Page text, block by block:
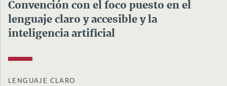
Convención con el foco puesto en el
lenguaje claro y accesible y la
inteligencia artificial
LENGUAJE CLARO